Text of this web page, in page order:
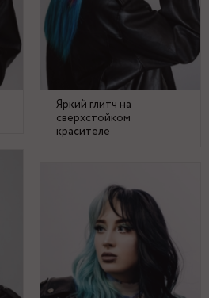
Яркий глитч на
сверхстойком
красителе